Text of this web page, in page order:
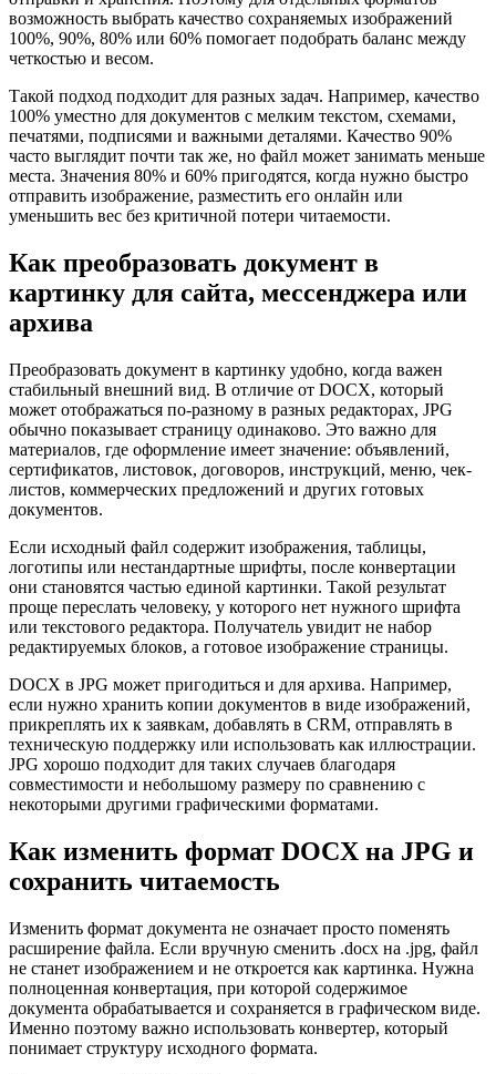
возможность выбрать качество сохраняемых изображений
100%, 90%, 80% или 60% помогает подобрать баланс между
четкостью и весом.
Такой подход подходит для разных задач. Например, качество
100% уместно для документов с мелким текстом, схемами,
печатями, подписями и важными деталями. Качество 90%
часто выглядит почти так же, но файл может занимать меньше
места. Значения 80% и 60% пригодятся, когда нужно быстро
отправить изображение, разместить его онлайн или
уменьшить вес без критичной потери читаемости.
Как преобразовать документ в
картинку для сайта, мессенджера или
архива
Преобразовать документ в картинку удобно, когда важен
стабильный внешний вид. В отличие от DOCX, который
может отображаться по-разному в разных редакторах, JPG
обычно показывает страницу одинаково. Это важно для
материалов, где оформление имеет значение: объявлений,
сертификатов, листовок, договоров, инструкций, меню, чек-
листов, коммерческих предложений и других готовых
документов.
Если исходный файл содержит изображения, таблицы,
логотипы или нестандартные шрифты, после конвертации
они становятся частью единой картинки. Такой результат
проще переслать человеку, у которого нет нужного шрифта
или текстового редактора. Получатель увидит не набор
редактируемых блоков, а готовое изображение страницы.
DOCX в JPG может пригодиться и для архива. Например,
если нужно хранить копии документов в виде изображений,
прикреплять их к заявкам, добавлять в CRM, отправлять в
техническую поддержку или использовать как иллюстрации.
JPG хорошо подходит для таких случаев благодаря
совместимости и небольшому размеру по сравнению с
некоторыми другими графическими форматами.
Как изменить формат DOCX на JPG и
сохранить читаемость
Изменить формат документа не означает просто поменять
расширение файла. Если вручную сменить .docx на .jpg, файл
не станет изображением и не откроется как картинка. Нужна
полноценная конвертация, при которой содержимое
документа обрабатывается и сохраняется в графическом виде.
Именно поэтому важно использовать конвертер, который
понимает структуру исходного формата.